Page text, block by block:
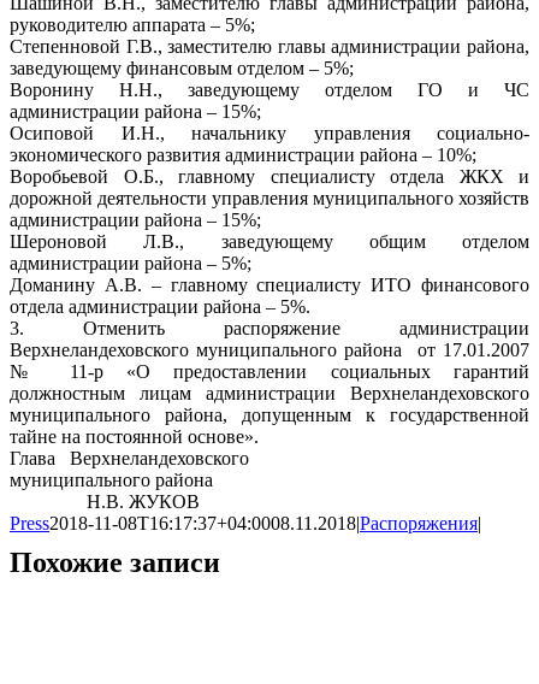
руководителю аппарата – 5%;
Степенновой Г.В., заместителю главы администрации района,
заведующему финансовым отделом – 5%;
Воронину Н.Н., заведующему отделом ГО и ЧС
администрации района – 15%;
Осиповой И.Н., начальнику управления социально-
экономического развития администрации района – 10%;
Воробьевой О.Б., главному специалисту отдела ЖКХ и
дорожной деятельности управления муниципального хозяйств
администрации района – 15%;
Шероновой Л.В., заведующему общим отделом
администрации района – 5%;
Доманину А.В. – главному специалисту ИТО финансового
отдела администрации района – 5%.
3. Отменить распоряжение администрации
Верхнеландеховского муниципального района от 17.01.2007
№ 11-р «О предоставлении социальных гарантий
должностным лицам администрации Верхнеландеховского
муниципального района, допущенным к государственной
тайне на постоянной основе».
Глава Верхнеландеховского
муниципального района
Н.В. ЖУКОВ
Press2018-11-08T16:17:37+04:0008.11.2018|Распоряжения|
Похожие записи